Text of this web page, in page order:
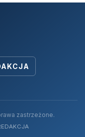
zastrzeżone.